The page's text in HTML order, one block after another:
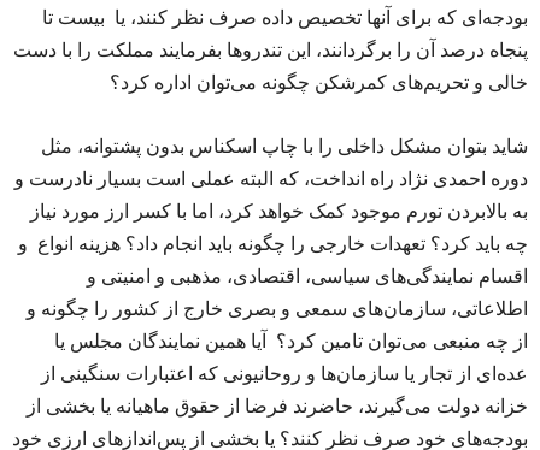
بودجه‌ای که برای آنها تخصیص داده صرف نظر کنند، یا بیست تا
پنجاه درصد آن را برگردانند، این تندروها بفرمایند مملکت را با دست
خالی و تحریم‌های کمرشکن چگونه می‌توان اداره کرد؟
شاید بتوان مشکل داخلی را با چاپ اسکناس بدون پشتوانه، مثل
دوره احمدی نژاد راه انداخت، که البته عملی است بسیار نادرست و
به بالابردن تورم موجود کمک خواهد کرد، اما با کسر ارز مورد نیاز
چه باید کرد؟ تعهدات خارجی را چگونه باید انجام داد؟ هزینه انواع و
اقسام نمایندگی‌های سیاسی، اقتصادی، مذهبی و امنیتی و
اطلاعاتی، سازمان‌های سمعی و بصری خارج از کشور را چگونه و
از چه منبعی می‌توان تامین کرد؟ آیا همین نمایندگان مجلس یا
عده‌ای از تجار یا سازمان‌ها و روحانیونی که اعتبارات سنگینی از
خزانه دولت می‌گیرند، حاضرند فرضا از حقوق ماهیانه یا بخشی از
بودجه‌های خود صرف نظر کنند؟ یا بخشی از پس‌اندازهای ارزی خود